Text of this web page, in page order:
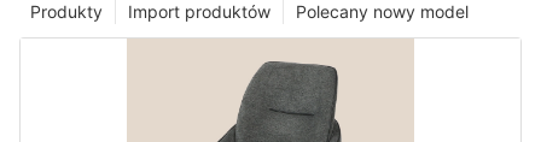
Polecany nowy model
Import produktów
Produkty